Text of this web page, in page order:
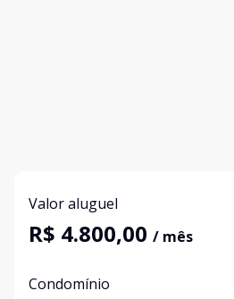
Valor aluguel
R$ 4.800,00 / mês
Condomínio